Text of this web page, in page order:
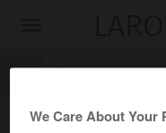
We Care About Your